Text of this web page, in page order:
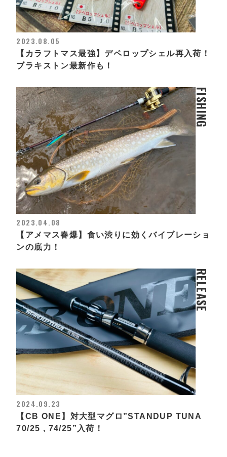
2023.08.05
【カラフトマス最強】デペロップシェル再入荷！
ブラキストン最新作も！
FISHING
2023.04.08
【アメマス春爆】食い渋りに効くバイブレーショ
ンの底力！
RELEASE
2024.09.23
【CB ONE】対大型マグロ”STANDUP TUNA
70/25 , 74/25”入荷！